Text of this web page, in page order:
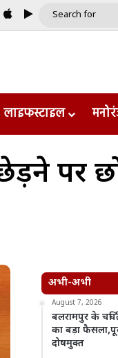
AppleGoogle Play
लाइफस्टाइल
पर
अभी-अभी
August 7, 2026
बलरामपुर के
का बड़ा
दोषमुक्त